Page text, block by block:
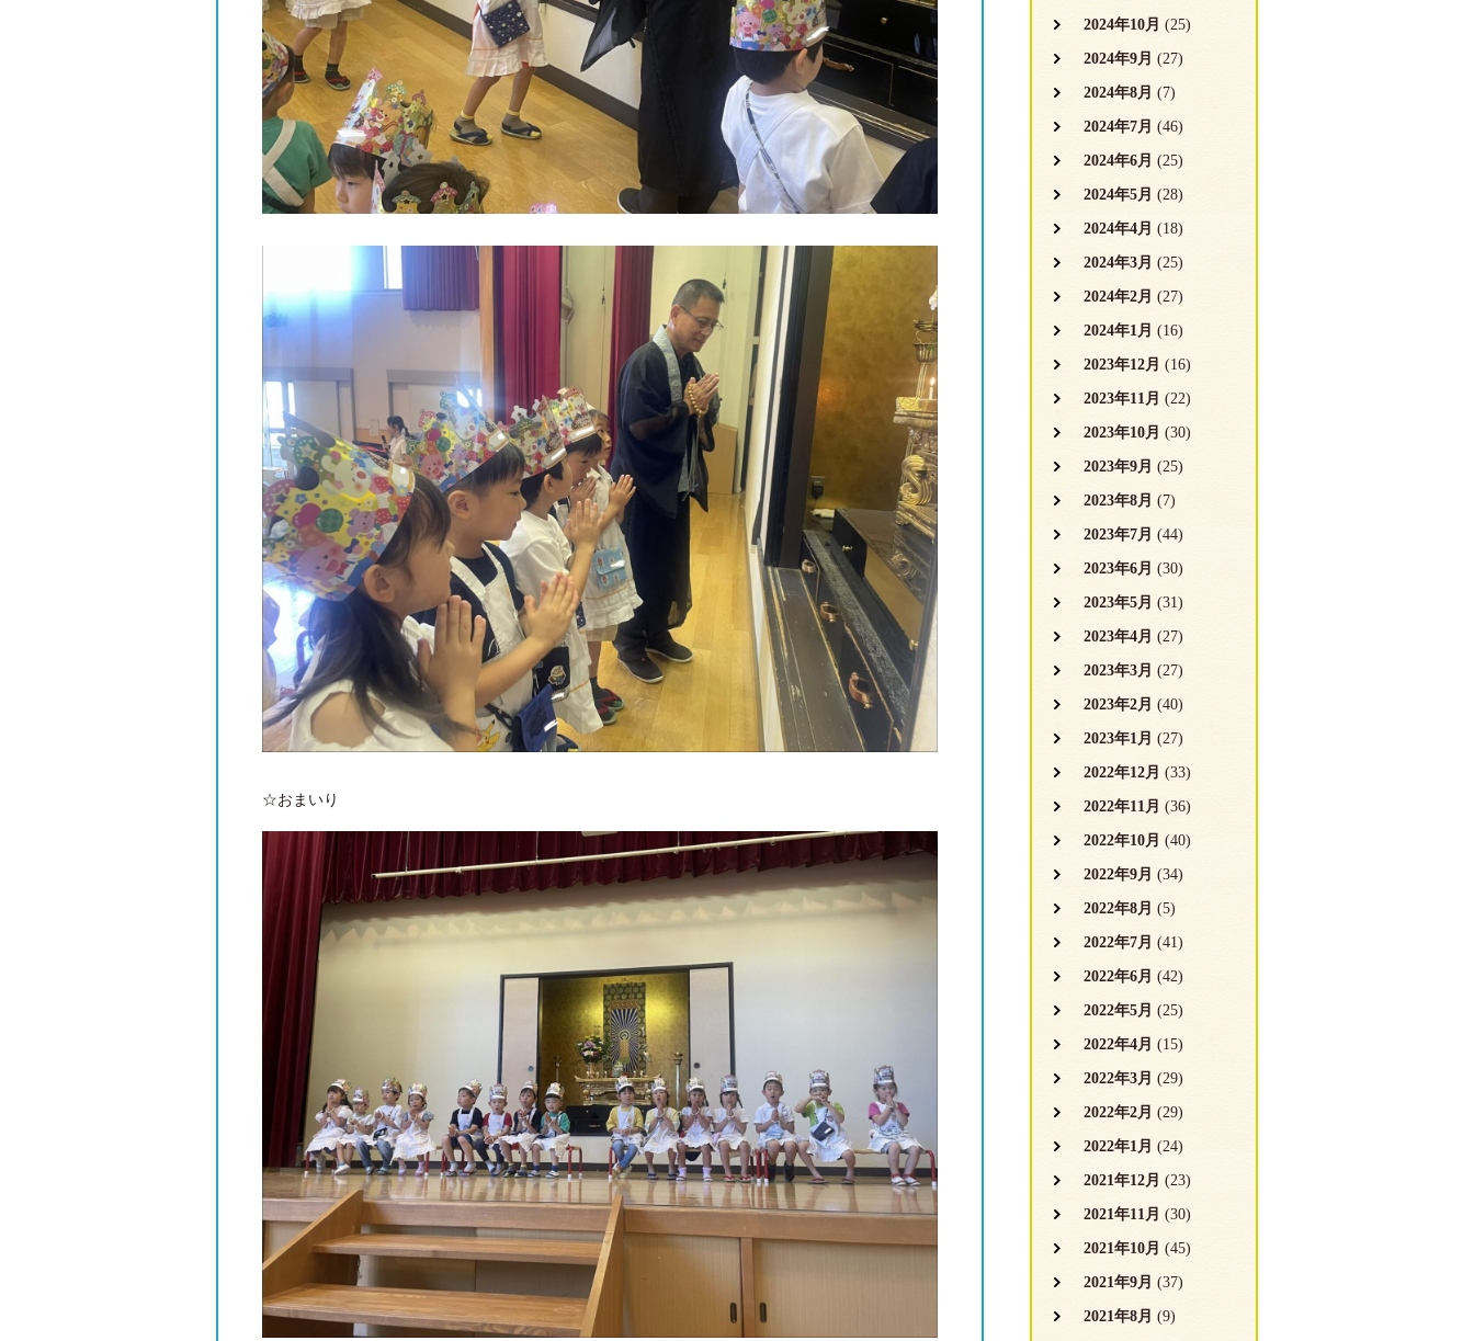
☆おまいり
2024年10月 (25)
2024年9月 (27)
2024年8月 (7)
2024年7月 (46)
2024年6月 (25)
2024年5月 (28)
2024年4月 (18)
2024年3月 (25)
2024年2月 (27)
2024年1月 (16)
2023年12月 (16)
2023年11月 (22)
2023年10月 (30)
2023年9月 (25)
2023年8月 (7)
2023年7月 (44)
2023年6月 (30)
2023年5月 (31)
2023年4月 (27)
2023年3月 (27)
2023年2月 (40)
2023年1月 (27)
2022年12月 (33)
2022年11月 (36)
2022年10月 (40)
2022年9月 (34)
2022年8月 (5)
2022年7月 (41)
2022年6月 (42)
2022年5月 (25)
2022年4月 (15)
2022年3月 (29)
2022年2月 (29)
2022年1月 (24)
2021年12月 (23)
2021年11月 (30)
2021年10月 (45)
2021年9月 (37)
2021年8月 (9)